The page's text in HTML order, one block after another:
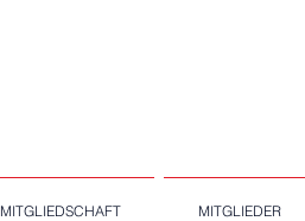
MITGLIEDSCHAFT MITGLIEDER